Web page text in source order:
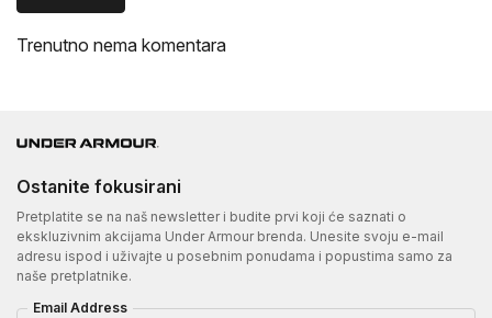
Trenutno nema komentara
Ostanite fokusirani
Pretplatite se na naš newsletter i budite prvi koji će saznati o
ekskluzivnim akcijama Under Armour brenda. Unesite svoju e-mail
adresu ispod i uživajte u posebnim ponudama i popustima samo za
naše pretplatnike.
Email Address